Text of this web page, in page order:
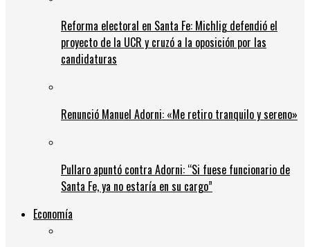
Reforma electoral en Santa Fe: Michlig defendió el
proyecto de la UCR y cruzó a la oposición por las
candidaturas
Renunció Manuel Adorni: «Me retiro tranquilo y sereno»
Pullaro apuntó contra Adorni: “Si fuese funcionario de
Santa Fe, ya no estaría en su cargo”
Economía